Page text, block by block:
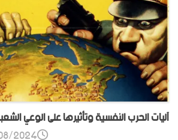
آليات الحرب النفسية وتأثيرها على الوعي